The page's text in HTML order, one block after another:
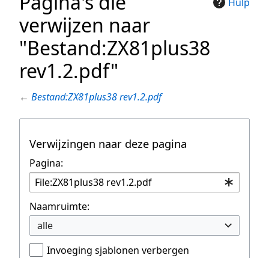
verwijzen naar
"Bestand:ZX81plus38
rev1.2.pdf"
← Bestand:ZX81plus38 rev1.2.pdf
Verwijzingen naar deze pagina
Pagina:
Naamruimte:
alle
Invoeging sjablonen verbergen